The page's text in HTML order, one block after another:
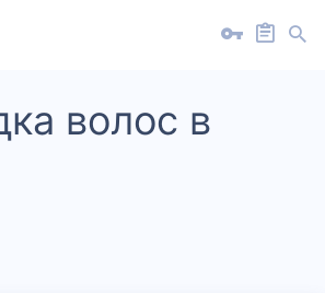
волос в